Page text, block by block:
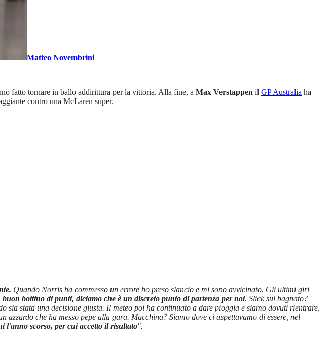
Matteo Novembrini
fatto tornare in ballo addirittura per la vittoria. Alla fine, a Max Verstappen il GP Australia ha
contro una McLaren super.
Quando Norris ha commesso un errore ho preso slancio e mi sono avvicinato. Gli ultimi giri
bottino di punti, diciamo che è un discreto punto di partenza per noi. Slick sul bagnato?
stata una decisione giusta. Il meteo poi ha continuato a dare pioggia e siamo dovuti rientrare,
che ha messo pepe alla gara. Macchina? Siamo dove ci aspettavamo di essere, nel
l'anno scorso, per cui accetto il risultato".